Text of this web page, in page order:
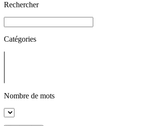
Rechercher
Catégories
Nombre de mots